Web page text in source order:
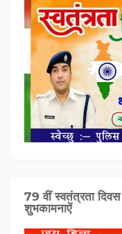
79 वीं स्वतंत्रता दिवस
शुभकामनाऐं